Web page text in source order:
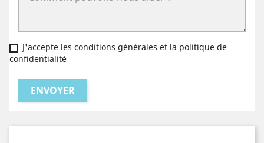
J'accepte les conditions générales et la politique de
confidentialité